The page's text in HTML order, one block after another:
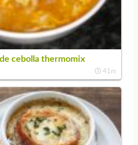
cebolla thermomix
41m